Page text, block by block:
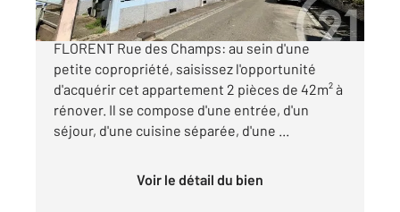
STRASBOURG CRONENBOURG SAINT-
FLORENT Rue des Champs: au sein d'une
petite copropriété, saisissez l'opportunité
d'acquérir cet appartement 2 pièces de 42m² à
rénover. Il se compose d'une entrée, d'un
séjour, d'une cuisine séparée, d'une ...
Voir le détail du bien